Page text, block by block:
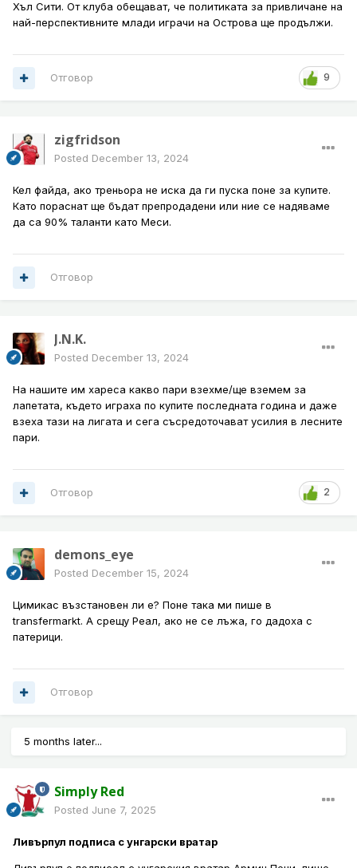
Хъл Сити. От клуба обещават, че политиката за привличане на
най-перспективните млади играчи на Острова ще продължи.
9
Отговор
zigfridson
Posted December 13, 2024
Кел файда, ако треньора не иска да ги пуска поне за купите.
Като пораснат ще бъдат препродадени или ние се надяваме
да са 90% таланти като Меси.
Отговор
J.N.K.
Posted December 13, 2024
На нашите им хареса какво пари взехме/ще вземем за
лапетата, където играха по купите последната година и даже
взеха тази на лигата и сега съсредоточават усилия в лесните
пари.
2
Отговор
demons_eye
Posted December 15, 2024
Цимикас възстановен ли е? Поне така ми пише в
transfermarkt. A срещу Реал, ако не се лъжа, го дадоха с
патерици.
Отговор
5 months later...
Simply Red
Posted June 7, 2025
Ливърпул подписа с унгарски вратар